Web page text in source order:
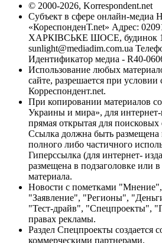
© 2000-2026, Korrespondent.net
Субъект в сфере онлайн-медиа
«КореспонденТ.net» Адрес:
ХАРКІВСЬКЕ ШОСЕ, будинок
sunlight@mediadim.com.ua
Идентификатор медиа - R40-
Использование любых
сайте, разрешается при условии
Корреспондент.net.
При копировании материалов
Украины и мира», для интернет-
прямая открытая для поисковых
Ссылка должна быть размещена
полного либо частичного
Гиперссылка (для интернет-
размещена в подзаголовке или
материала.
Новости с пометками
"Заявление", "Регионы",
"Тест-драйв", "Спецпроекты",
правах рекламы.
Раздел Спецпроекты создается
коммерческими партнерами.